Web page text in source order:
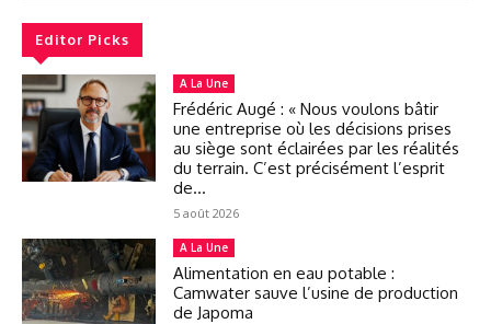
Editor Picks
A La Une
Frédéric Augé : « Nous voulons bâtir
une entreprise où les décisions prises
au siège sont éclairées par les réalités
du terrain. C’est précisément l’esprit
de...
5 août 2026
A La Une
Alimentation en eau potable :
Camwater sauve l’usine de production
de Japoma